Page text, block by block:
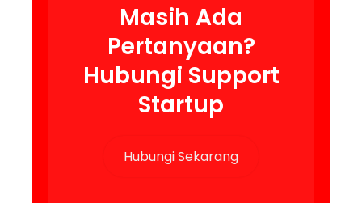
Masih Ada
Pertanyaan?
Hubungi Support
Startup
Hubungi Sekarang